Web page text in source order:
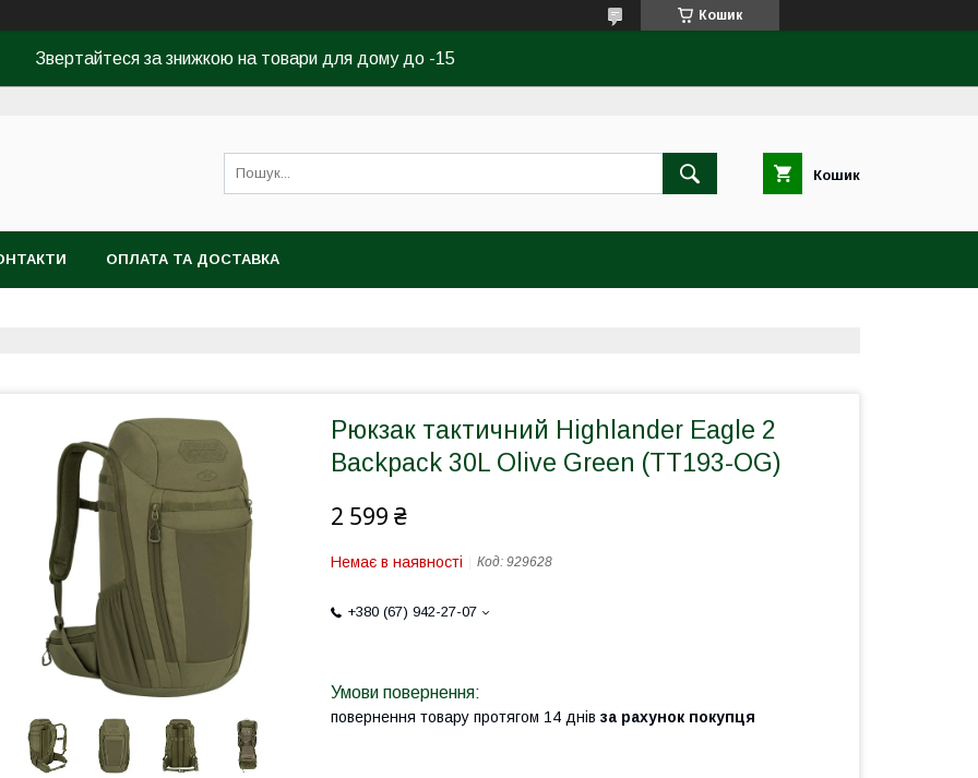
Кошик
Звертайтеся за знижкою на товари для дому до -15
Кошик
ОПЛАТА ТА ДОСТАВКА
Рюкзак тактичний Highlander Eagle 2
Backpack 30L Olive Green (TT193-OG)
2 599 ₴
Немає в наявності Код: 929628
+380 (67) 942-27-07
повернення товару протягом 14 днів за рахунок покупця